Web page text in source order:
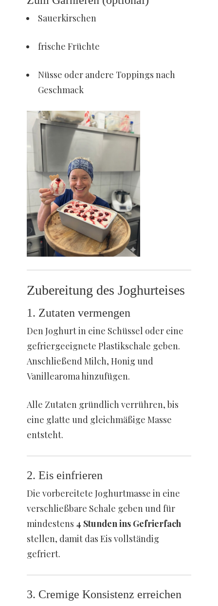
Sauerkirschen
frische Früchte
Nüsse oder andere Toppings nach
Geschmack
Zubereitung des Joghurteises
1. Zutaten vermengen
Den Joghurt in eine Schüssel oder eine
gefriergeeignete Plastikschale geben.
Anschließend Milch, Honig und
Vanillearoma hinzufügen.
Alle Zutaten gründlich verrühren, bis
eine glatte und gleichmäßige Masse
entsteht.
2. Eis einfrieren
Die vorbereitete Joghurtmasse in eine
verschließbare Schale geben und für
mindestens 4 Stunden ins Gefrierfach
stellen, damit das Eis vollständig
gefriert.
3. Cremige Konsistenz erreichen